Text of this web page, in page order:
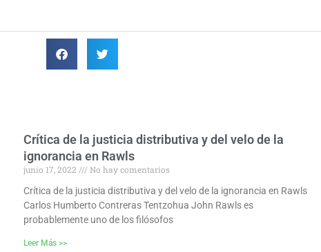
Crítica de la justicia distributiva y del velo de la
ignorancia en Rawls
junio 17, 2022
No hay comentarios
Crítica de la justicia distributiva y del velo de la ignorancia en Rawls
Carlos Humberto Contreras Tentzohua John Rawls es
probablemente uno de los filósofos
Leer Más >>